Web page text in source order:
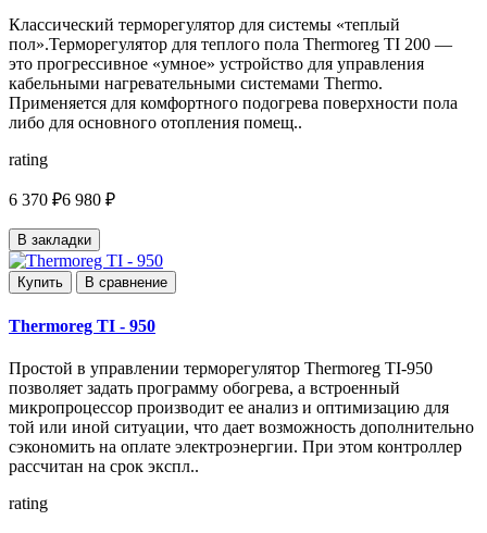
Классический терморегулятор для системы «теплый
пол».Терморегулятор для теплого пола Thermoreg TI 200 —
это прогрессивное «умное» устройство для управления
кабельными нагревательными системами Thermo.
Применяется для комфортного подогрева поверхности пола
либо для основного отопления помещ..
rating
6 370 ₽6 980 ₽
В закладки
Купить В сравнение
Thermoreg TI - 950
Простой в управлении терморегулятор Thermoreg TI-950
позволяет задать программу обогрева, а встроенный
микропроцессор производит ее анализ и оптимизацию для
той или иной ситуации, что дает возможность дополнительно
сэкономить на оплате электроэнергии. При этом контроллер
рассчитан на срок экспл..
rating